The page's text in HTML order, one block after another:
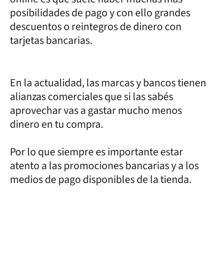
posibilidades de pago y con ello grandes
descuentos o reintegros de dinero con
tarjetas bancarias.
En la actualidad, las marcas y bancos tienen
alianzas comerciales que si las sabés
aprovechar vas a gastar mucho menos
dinero en tu compra.
Por lo que siempre es importante estar
atento a las promociones bancarias y a los
medios de pago disponibles de la tienda.